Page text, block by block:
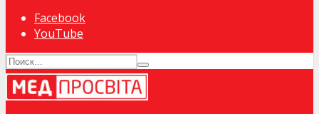
Facebook
YouTube